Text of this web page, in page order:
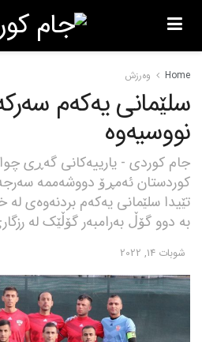
Home وەرزش
سلێمانی یه‌كه‌م
نووسیه‌وه‌
جام کوردی - یارییەکانی گەڕی
کوردستان ئەمڕۆ دووشەممە
تێیدا سلێمانی یەکەم بردنەوەی
بە دوو گۆڵ بەرامبەر گۆڵێک لە
شوبات 14, 2022